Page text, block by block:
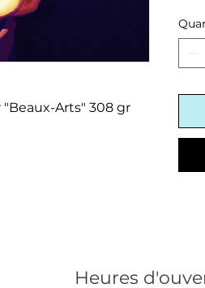
Arts" 308 gr
Heures